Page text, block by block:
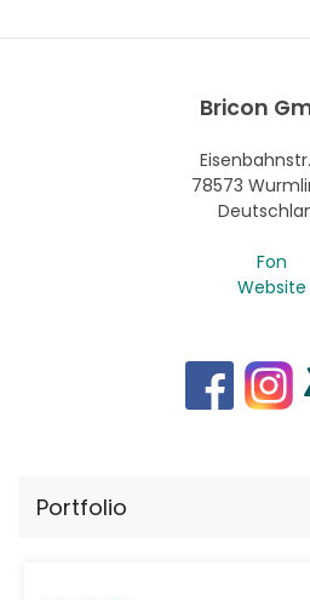
Bricon
78573
Fon
Website
Portfolio